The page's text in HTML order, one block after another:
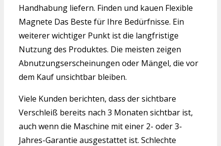
Handhabung liefern. Finden und kauen Flexible
Magnete Das Beste für Ihre Bedürfnisse. Ein
weiterer wichtiger Punkt ist die langfristige
Nutzung des Produktes. Die meisten zeigen
Abnutzungserscheinungen oder Mängel, die vor
dem Kauf unsichtbar bleiben.
Viele Kunden berichten, dass der sichtbare
Verschleiß bereits nach 3 Monaten sichtbar ist,
auch wenn die Maschine mit einer 2- oder 3-
Jahres-Garantie ausgestattet ist. Schlechte